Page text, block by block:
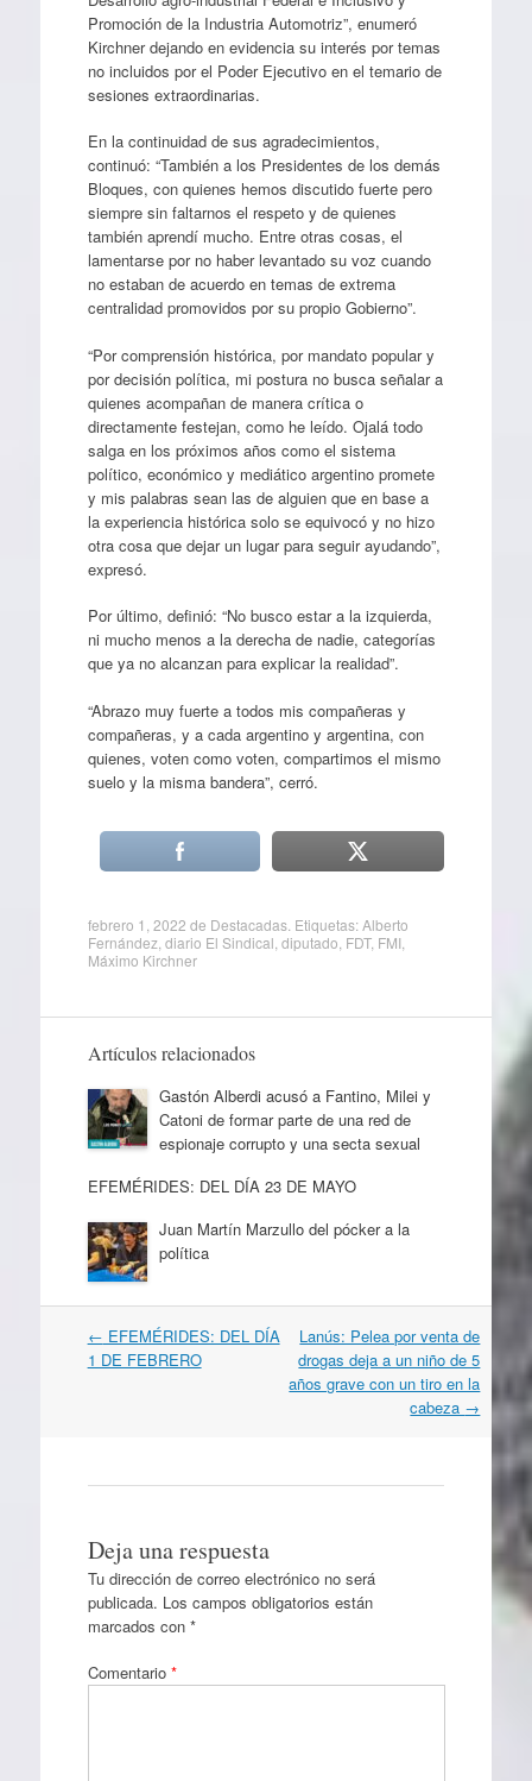
Promoción de la Industria Automotriz”, enumeró
Kirchner dejando en evidencia su interés por temas
no incluidos por el Poder Ejecutivo en el temario de
sesiones extraordinarias.
En la continuidad de sus agradecimientos,
continuó: “También a los Presidentes de los demás
Bloques, con quienes hemos discutido fuerte pero
siempre sin faltarnos el respeto y de quienes
también aprendí mucho. Entre otras cosas, el
lamentarse por no haber levantado su voz cuando
no estaban de acuerdo en temas de extrema
centralidad promovidos por su propio Gobierno”.
“Por comprensión histórica, por mandato popular y
por decisión política, mi postura no busca señalar a
quienes acompañan de manera crítica o
directamente festejan, como he leído. Ojalá todo
salga en los próximos años como el sistema
político, económico y mediático argentino promete
y mis palabras sean las de alguien que en base a
la experiencia histórica solo se equivocó y no hizo
otra cosa que dejar un lugar para seguir ayudando”,
expresó.
Por último, definió: “No busco estar a la izquierda,
ni mucho menos a la derecha de nadie, categorías
que ya no alcanzan para explicar la realidad”.
“Abrazo muy fuerte a todos mis compañeras y
compañeras, y a cada argentino y argentina, con
quienes, voten como voten, compartimos el mismo
suelo y la misma bandera”, cerró.
febrero 1, 2022 de Destacadas. Etiquetas:Alberto
Fernández, diario El Sindical diputado FDT, FMI,
Máximo Kirchner
Artículos relacionados
Gastón Alberdi acusó a Fantino, Milei y
Catoni de formar parte de una red de
espionaje corrupto y una secta sexual
EFEMÉRIDES: DEL DÍA 23 DE MAYO
Juan Martín Marzullo del pócker a la
política
Navegación
por
← EFEMÉRIDES: DEL DÍA
1 DE FEBRERO
Lanús: Pelea por venta de
drogas deja a un niño de 5
años grave con un tiro en la
cabeza →
Deja una respuesta
Tu dirección de correo electrónico no será
publicada. Los campos obligatorios están
marcados con *
Comentario *